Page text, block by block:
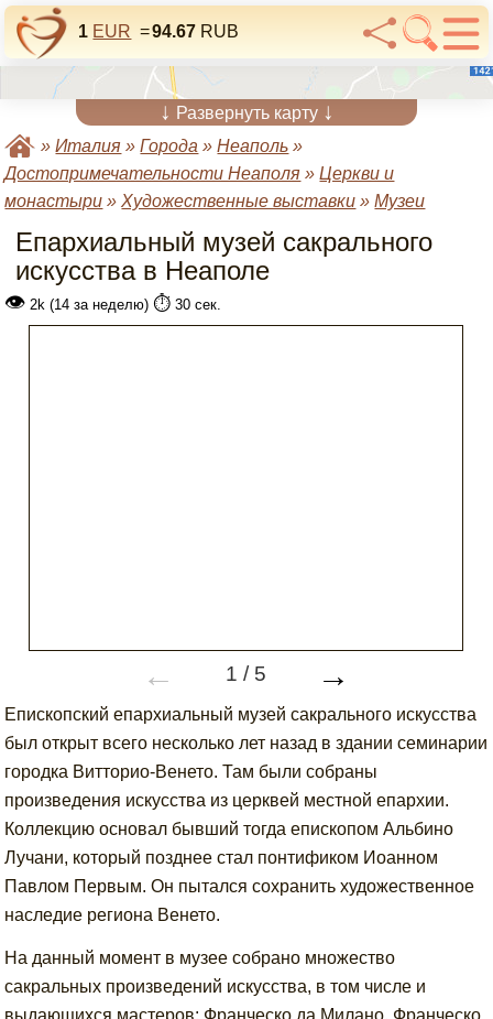
1 EUR =94.67 RUB
↓ Развернуть карту ↓
»Италия »Города »Неаполь »
Достопримечательности Неаполя »Церкви и
монастыри »Художественные выставки »Музеи
Епархиальный музей сакрального
искусства в Неаполе
👁 2k (14 за неделю) ⏱️ 30 сек.
← 1 / 5 →
Епископский епархиальный музей сакрального искусства
был открыт всего несколько лет назад в здании семинарии
городка Витторио-Венето. Там были собраны
произведения искусства из церквей местной епархии.
Коллекцию основал бывший тогда епископом Альбино
Лучани, который позднее стал понтификом Иоанном
Павлом Первым. Он пытался сохранить художественное
наследие региона Венето.
На данный момент в музее собрано множество
сакральных произведений искусства, в том числе и
выдающихся мастеров: Франческо да Милано, Франческо